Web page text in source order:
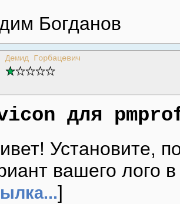
Богданов
Демид Горбацевич
для
Установите,
вашего лого
]